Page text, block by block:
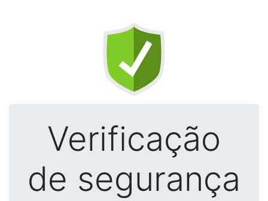
Verificação
de segurança